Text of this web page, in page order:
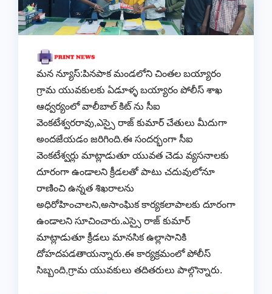
మన న్యూస్:పినపాక మండలోని చింతల బయ్యారం
గ్రామ యువకులకు ఏడూళ్ళ బయ్యారం పోలీస్ శాఖ
ఆధ్వర్యంలో వాలీబాల్ కిట్ ను సీఐ
వెంకటేశ్వరరావు,ఎస్సై రాజ్ కుమార్ చేతులు మీదుగా
అందజేయడం జరిగింది.ఈ సందర్భంగా సీఐ
వెంకటేశ్వర్లు మాట్లాడుతూ యువత చెడు వ్యసనాలకు
దూరంగా ఉండాలని క్రీడలతో పాటు చదువులోనూ
రాణించి ఉన్నత శిఖరాలను
అధిరోహించాలని,అసాంఘిక కార్యకలాపాలకు దూరంగా
ఉండాలని సూచించారు.ఎస్సై రాజ్ కుమార్
మాట్లాడుతూ క్రీడలు మానసిక ఉల్లాసానికి
దోహదపడతాయన్నారు.ఈ కార్యక్రమంలో పోలీస్
సిబ్బంది,గ్రామ యువకులు తదితరులు పాల్గొన్నారు.